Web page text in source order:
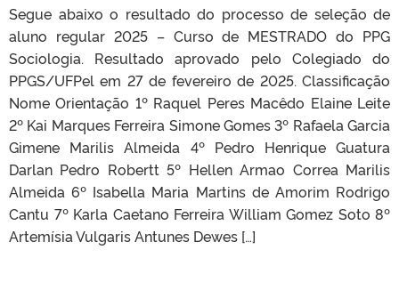
Segue abaixo o resultado do processo de seleção de
aluno regular 2025 – Curso de MESTRADO do PPG
Sociologia. Resultado aprovado pelo Colegiado do
PPGS/UFPel em 27 de fevereiro de 2025. Classificação
Nome Orientação 1º Raquel Peres Macêdo Elaine Leite
2º Kai Marques Ferreira Simone Gomes 3º Rafaela Garcia
Gimene Marilis Almeida 4º Pedro Henrique Guatura
Darlan Pedro Robertt 5º Hellen Armao Correa Marilis
Almeida 6º Isabella Maria Martins de Amorim Rodrigo
Cantu 7º Karla Caetano Ferreira William Gomez Soto 8º
Artemísia Vulgaris Antunes Dewes […]